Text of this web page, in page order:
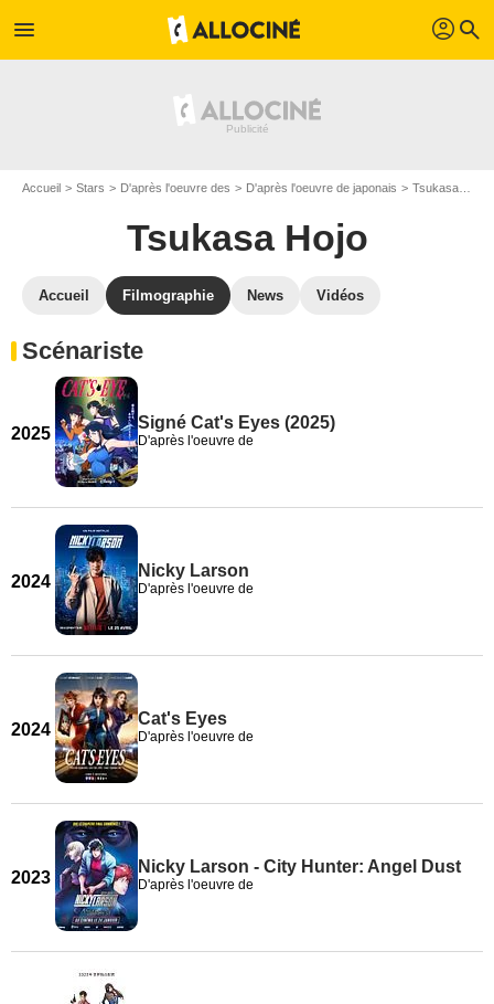
menu profil search
Accueil Stars D'après l'oeuvre des D'après l'oeuvre de japonais Tsukasa Hojo
Tsukasa Hojo
Accueil Filmographie News Vidéos
Scénariste
2025
Signé Cat's Eyes (2025)
D'après l'oeuvre de
2024
Nicky Larson
D'après l'oeuvre de
2024
Cat's Eyes
D'après l'oeuvre de
2023
Nicky Larson - City Hunter: Angel Dust
D'après l'oeuvre de